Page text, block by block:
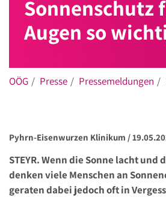
Sonnenschutz
Augen so
OÖG Presse Pressemeldungen
Pyhrn-Eisenwurzen Klinikum /
STEYR. Wenn die Sonne lacht und
denken viele Menschen an
geraten dabei jedoch oft in